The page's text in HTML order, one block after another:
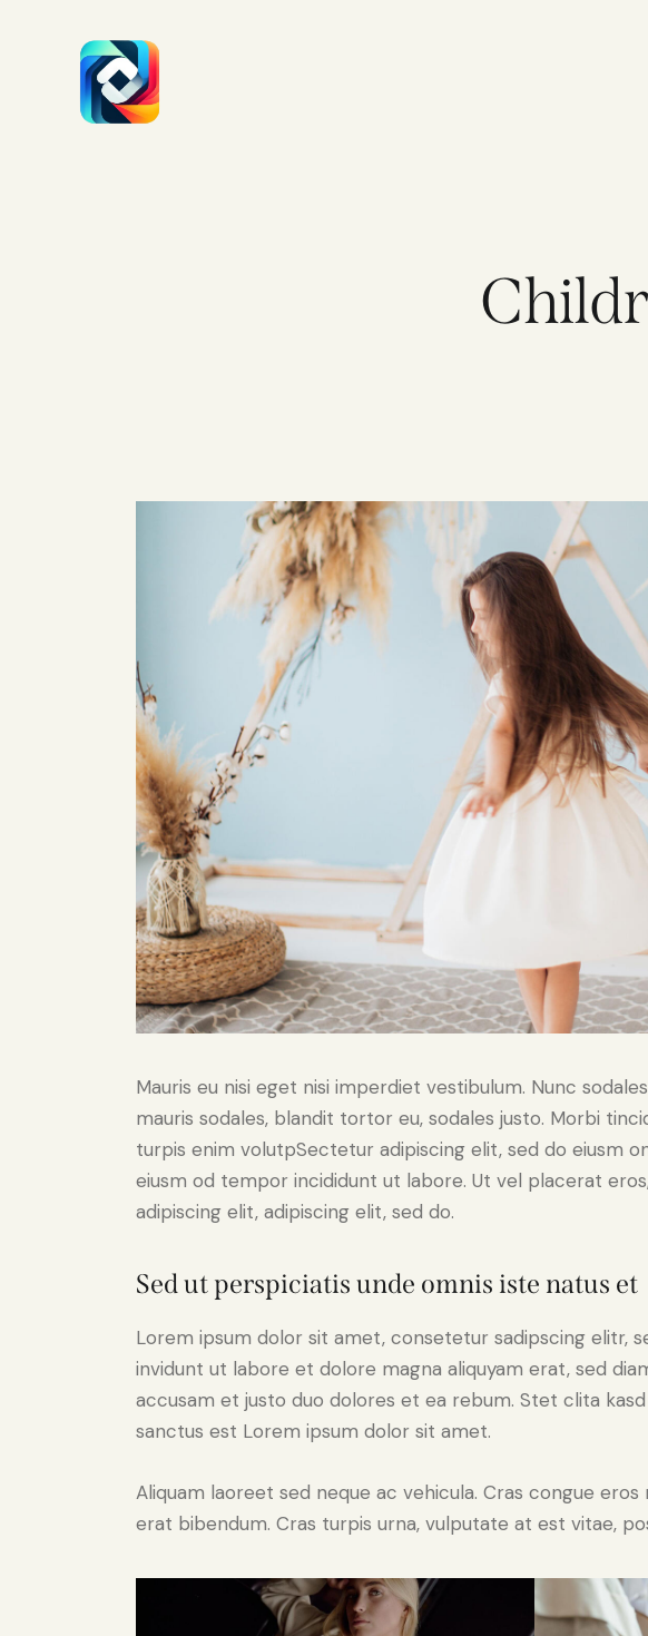
Mauris eu nisi eget nisi imperdiet vestibulum. Nunc
mauris sodales, blandit tortor eu, sodales justo. Morbi
turpis enim volutpSectetur adipiscing elit, sed do eiusm
eiusm od tempor incididunt ut labore. Ut vel placerat
adipiscing elit, adipiscing elit, sed do.
Sed ut perspiciatis unde omnis iste natus et
Lorem ipsum dolor sit amet, consetetur sadipscing elitr,
invidunt ut labore et dolore magna aliquyam erat, sed
accusam et justo duo dolores et ea rebum. Stet clita
sanctus est Lorem ipsum dolor sit amet.
Aliquam laoreet sed neque ac vehicula. Cras congue
erat bibendum. Cras turpis urna, vulputate at est vitae,